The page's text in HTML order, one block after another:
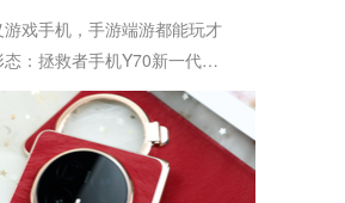
新一代评测
戏手机，手游端游都能玩才
态：拯救者手机Y70新一代评